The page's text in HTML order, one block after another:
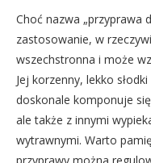
Choć nazwa „przyprawa
zastosowanie, w
wszechstronna i może
Jej korzenny, lekko
doskonale komponuje
ale także z innymi
wytrawnymi. Warto